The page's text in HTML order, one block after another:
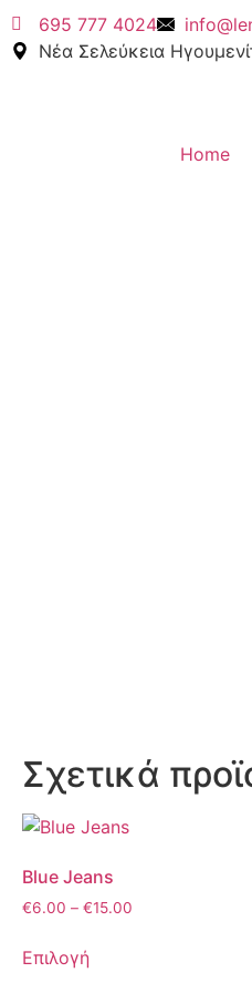
695 777 4024
Νέα Σελεύκεια
Home
Σχετικά
Blue Jeans
€6.00 – €15.00
Επιλογή